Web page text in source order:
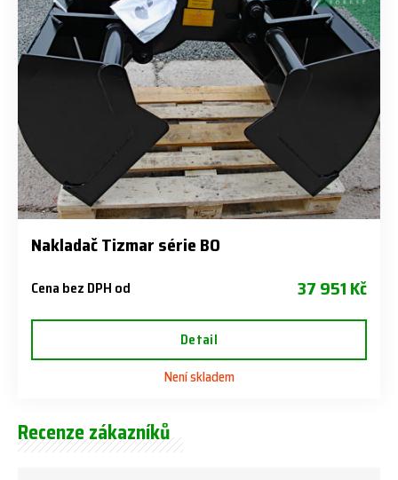
Nakladač Tizmar série BO
Cena bez DPH od 37 951 Kč
Detail
Není skladem
Recenze zákazníků